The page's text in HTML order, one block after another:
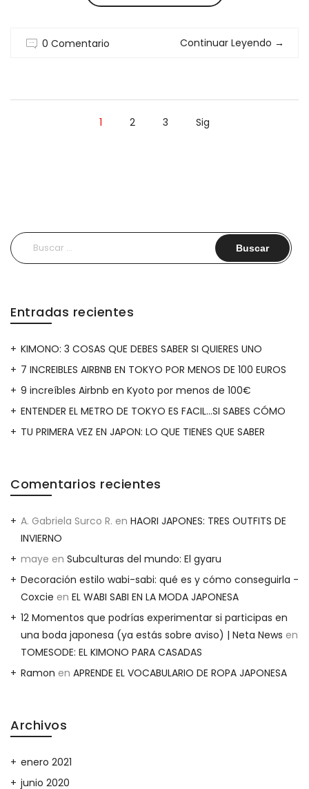
DE
QUE
QUERRAS
0 Comentario Continuar Leyendo →
1 2 3 Sig
Buscar:
Entradas recientes
KIMONO: 3 COSAS QUE DEBES SABER SI QUIERES UNO
7 INCREIBLES AIRBNB EN TOKYO POR MENOS DE 100 EUROS
9 increíbles Airbnb en Kyoto por menos de 100€
ENTENDER EL METRO DE TOKYO ES FACIL…SI SABES CÓMO
TU PRIMERA VEZ EN JAPON: LO QUE TIENES QUE SABER
Comentarios recientes
A. Gabriela Surco R. en HAORI JAPONES: TRES OUTFITS DE
INVIERNO
maye en Subculturas del mundo: El gyaru
Decoración estilo wabi-sabi: qué es y cómo conseguirla -
Coxcie en EL WABI SABI EN LA MODA JAPONESA
12 Momentos que podrías experimentar si participas en
una boda japonesa (ya estás sobre aviso) | Neta News en
TOMESODE: EL KIMONO PARA CASADAS
Ramon en APRENDE EL VOCABULARIO DE ROPA JAPONESA
Archivos
enero 2021
junio 2020